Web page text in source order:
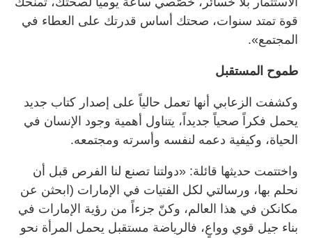
قوة تمتد سنوات، صحتك أساس قدرتك على العطاء في
المجتمع».
طموح المستقبل
وكشفت الزعابي أنها تعمل حالياً على إصدار كتاب جديد
يحمل فكراً صحياً جديداً، يتناول أهمية وجود الإنسان في
الحياة، وكيفية دعمه لنفسه وأسرته ومجتمعه.
واختتمت حديثها قائلة: «دولتنا تصنع لنا الفرص قبل أن
نحلم بها، ورسالتي لكل الفتيات في الإمارات (ابحثن عن
مكانكن في هذا العالم، وكنّ جزءاً من رؤية الإمارات في
بناء جيل قوي وواعٍ، فالرياضة مستقبل يحمل المرأة نحو